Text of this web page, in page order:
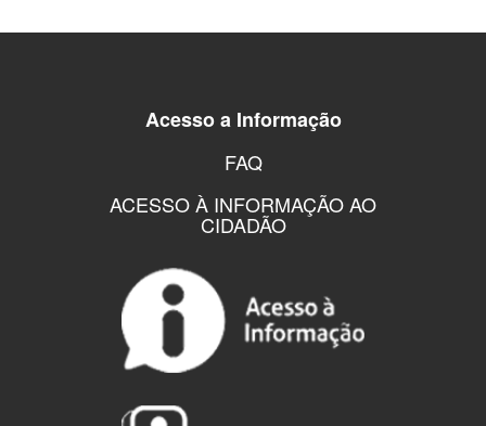
Acesso a Informação
FAQ
ACESSO À INFORMAÇÃO AO
CIDADÃO